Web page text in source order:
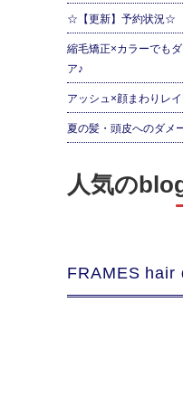
☆【更新】予約状況☆
縮毛矯正×カラーでも
ア♪
アッシュ×顔まわりレ
夏の髪・頭皮へのダメ
人気の
FRAMES hair